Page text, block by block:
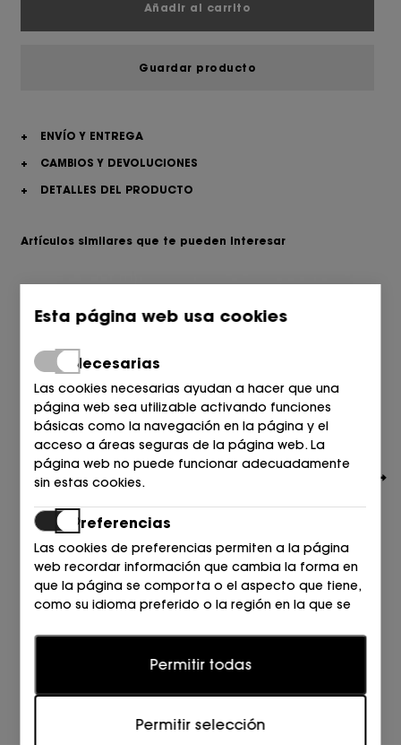
Añadir al carrito
Guardar producto
+
ENVÍO Y ENTREGA
+
CAMBIOS Y DEVOLUCIONES
+
DETALLES DEL PRODUCTO
Artículos similares que te pueden interesar
TOMMY HILFIGER
SANDALIA CROCHET BEIGE+AZUL DW6 SPACE BLUE
Esta página web usa cookies
Necesarias
Las cookies necesarias ayudan a hacer que una
página web sea utilizable activando funciones
básicas como la navegación en la página y el
acceso a áreas seguras de la página web. La
página web no puede funcionar adecuadamente
sin estas cookies.
Preferencias
Las cookies de preferencias permiten a la página
web recordar información que cambia la forma en
que la página se comporta o el aspecto que tiene,
como su idioma preferido o la región en la que se
Estadísticas
los visitantes con las páginas web reuniendo y
Permitir todas
Permitir selección